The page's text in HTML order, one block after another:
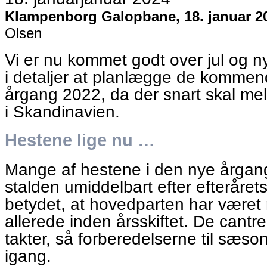
Klampenborg Galopbane, 18. januar
Olsen
Vi er nu kommet godt over jul og
i detaljer at planlægge de
årgang 2022, da der snart skal
i Skandinavien.
Hestene lige nu …
Mange af hestene i den nye
stalden umiddelbart efter
betydet, at hovedparten har været
allerede inden årsskiftet. De
takter, så forberedelserne til
igang.